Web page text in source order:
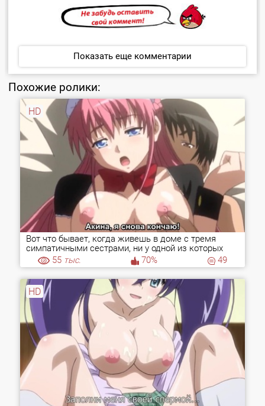
Показать еще комментарии
Похожие ролики:
HD
Вот что бывает, когда живешь в доме с тремя
симпатичными сестрами, ни у одной из которых
нет парня!
55 тыс. 70% 49
HD